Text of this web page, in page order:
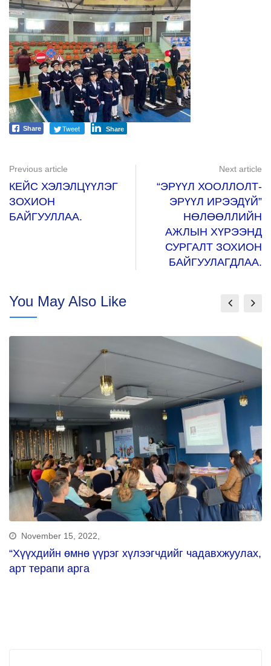
Share Tweet Share
Previous article
КЕЙС ХЭЛЭЛЦҮҮЛЭГ
ЗОХИОН
БАЙГУУЛЛАА.
Next article
“ЭРҮҮЛ ХООЛЛОЛТ-
ЭРҮҮЛ ИРЭЭДҮЙ”
НӨЛӨӨЛЛИЙН
АЖЛЫН ХҮРЭЭНД
СУРГАЛТ ЗОХИОН
БАЙГУУЛАГДЛАА.
You May Also Like
November 15, 2022,
“Хүүхдийн өмнө үүрэг хүлээгчдийг чадавхжуулах,
арт терапи арга